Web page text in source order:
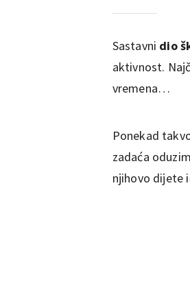
Sastavni dio
aktivnost.
vremena…
Ponekad
zadaća
njihovo dijete